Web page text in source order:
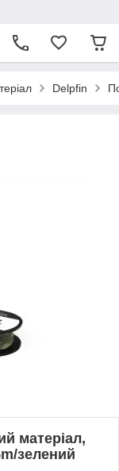
Delpfin
матеріал,
зелений